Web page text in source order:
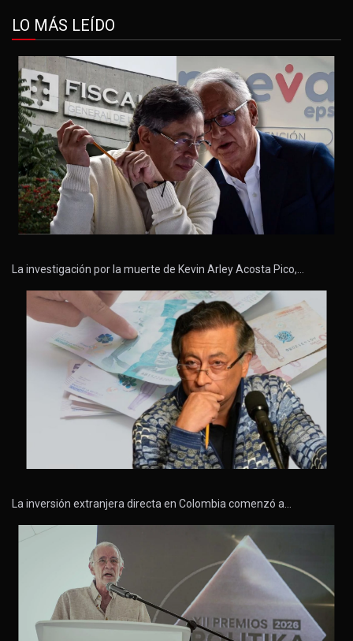
LO MÁS LEÍDO
La investigación por la muerte de Kevin Arley Acosta Pico,…
La inversión extranjera directa en Colombia comenzó a…